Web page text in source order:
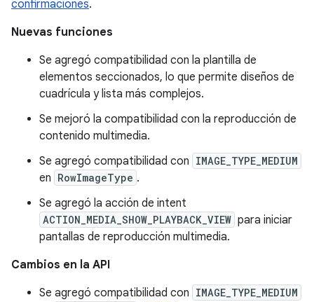
confirmaciones.
Nuevas funciones
Se agregó compatibilidad con la plantilla de
elementos seccionados, lo que permite diseños de
cuadrícula y lista más complejos.
Se mejoró la compatibilidad con la reproducción de
contenido multimedia.
Se agregó compatibilidad con IMAGE_TYPE_MEDIUM
en RowImageType .
Se agregó la acción de intent
ACTION_MEDIA_SHOW_PLAYBACK_VIEW para iniciar
pantallas de reproducción multimedia.
Cambios en la API
Se agregó compatibilidad con IMAGE_TYPE_MEDIUM